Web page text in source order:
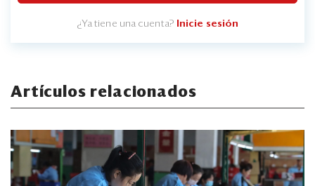
¿Ya tiene una cuenta? Inicie sesión
Artículos relacionados